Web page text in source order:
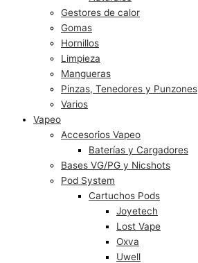
Gestores de calor
Gomas
Hornillos
Limpieza
Mangueras
Pinzas, Tenedores y Punzones
Varios
Vapeo
Accesorios Vapeo
Baterías y Cargadores
Bases VG/PG y Nicshots
Pod System
Cartuchos Pods
Joyetech
Lost Vape
Oxva
Uwell